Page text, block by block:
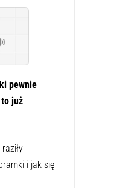
pewnie
już
i jak się